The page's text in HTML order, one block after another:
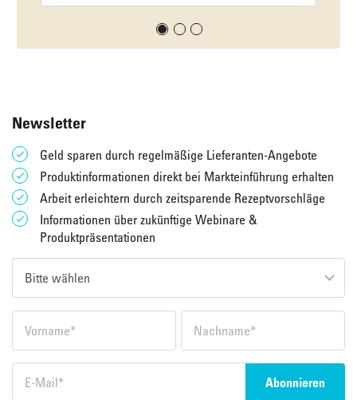
Newsletter
Geld sparen durch regelmäßige Lieferanten-Angebote
Produktinformationen direkt bei Markteinführung erhalten
Arbeit erleichtern durch zeitsparende Rezeptvorschläge
Informationen über zukünftige Webinare &
Produktpräsentationen